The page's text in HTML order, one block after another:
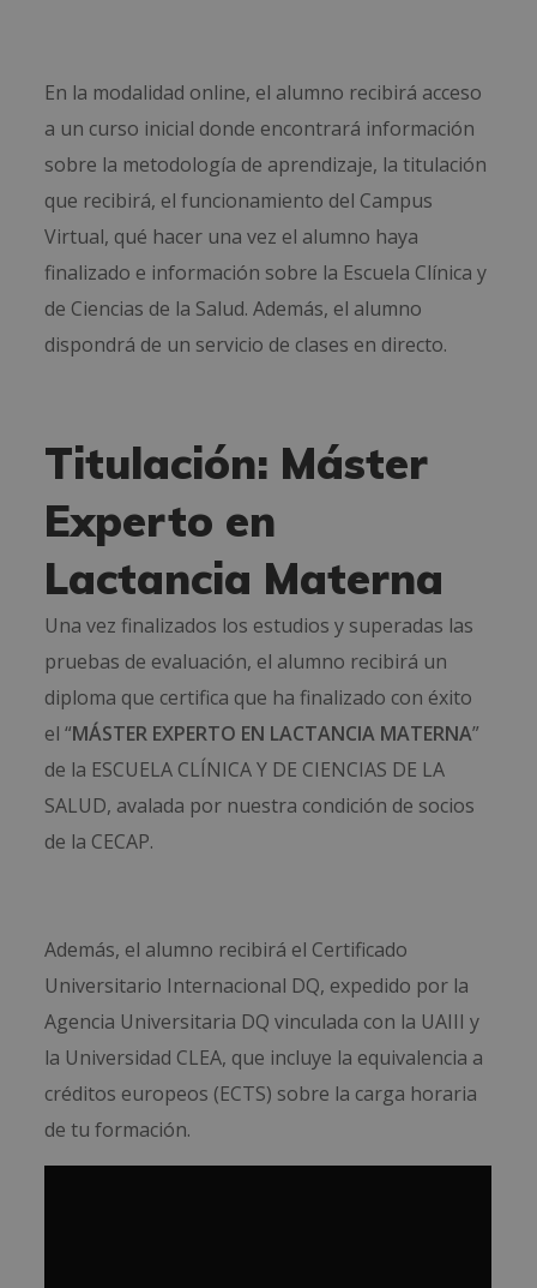
En la modalidad online, el alumno recibirá acceso
a un curso inicial donde encontrará información
sobre la metodología de aprendizaje, la titulación
que recibirá, el funcionamiento del Campus
Virtual, qué hacer una vez el alumno haya
finalizado e información sobre la Escuela Clínica y
de Ciencias de la Salud. Además, el alumno
dispondrá de un servicio de clases en directo.
Titulación: Máster
Experto en
Lactancia Materna
Una vez finalizados los estudios y superadas las
pruebas de evaluación, el alumno recibirá un
diploma que certifica que ha finalizado con éxito
el “MÁSTER EXPERTO EN LACTANCIA MATERNA”
de la ESCUELA CLÍNICA Y DE CIENCIAS DE LA
SALUD, avalada por nuestra condición de socios
de la CECAP.
Además, el alumno recibirá el Certificado
Universitario Internacional DQ, expedido por la
Agencia Universitaria DQ vinculada con la UAIII y
la Universidad CLEA, que incluye la equivalencia a
créditos europeos (ECTS) sobre la carga horaria
de tu formación.